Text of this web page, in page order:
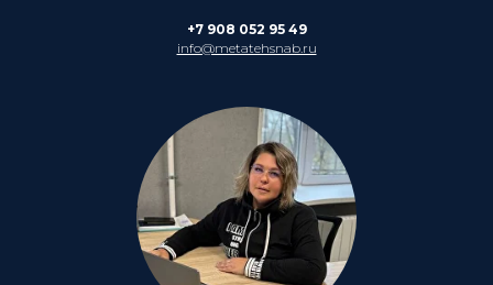
+7 908 052 95 49
info@metatehsnab.ru